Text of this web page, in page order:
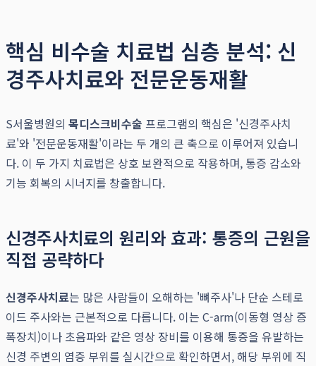
핵심 비수술 치료법 심층 분석: 신
경주사치료와 전문운동재활
S서울병원의 목디스크비수술 프로그램의 핵심은 '신경주사치
료'와 '전문운동재활'이라는 두 개의 큰 축으로 이루어져 있습니
다. 이 두 가지 치료법은 상호 보완적으로 작용하며, 통증 감소와
기능 회복의 시너지를 창출합니다.
신경주사치료의 원리와 효과: 통증의 근원을
직접 공략하다
신경주사치료는 많은 사람들이 오해하는 '뼈주사'나 단순 스테로
이드 주사와는 근본적으로 다릅니다. 이는 C-arm(이동형 영상 증
폭장치)이나 초음파와 같은 영상 장비를 이용해 통증을 유발하는
신경 주변의 염증 부위를 실시간으로 확인하면서, 해당 부위에 직